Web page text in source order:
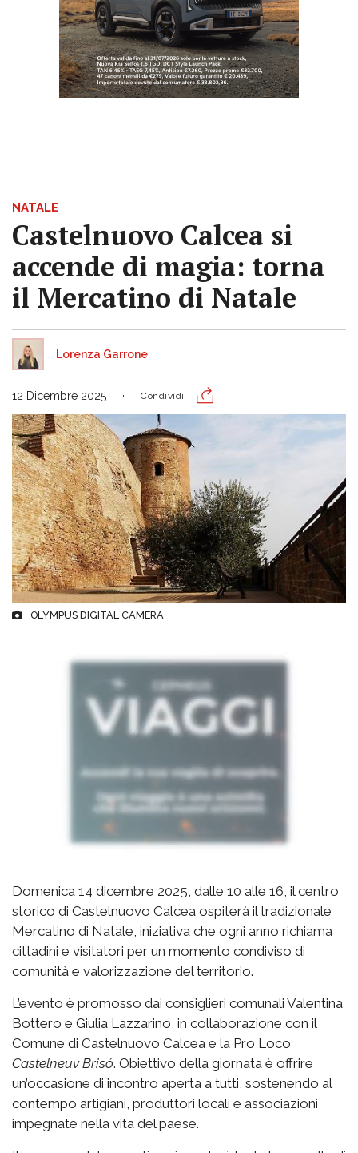
NATALE
Castelnuovo Calcea si
accende di magia: torna
il Mercatino di Natale
Lorenza Garrone
12 Dicembre 2025 Condividi
OLYMPUS DIGITAL CAMERA
Domenica 14 dicembre 2025, dalle 10 alle 16, il centro
storico di Castelnuovo Calcea ospiterà il tradizionale
Mercatino di Natale, iniziativa che ogni anno richiama
cittadini e visitatori per un momento condiviso di
comunità e valorizzazione del territorio.
L’evento è promosso dai consiglieri comunali Valentina
Bottero e Giulia Lazzarino, in collaborazione con il
Comune di Castelnuovo Calcea e la Pro Loco
Castelneuv Brisó. Obiettivo della giornata è offrire
un’occasione di incontro aperta a tutti, sostenendo al
contempo artigiani, produttori locali e associazioni
impegnate nella vita del paese.